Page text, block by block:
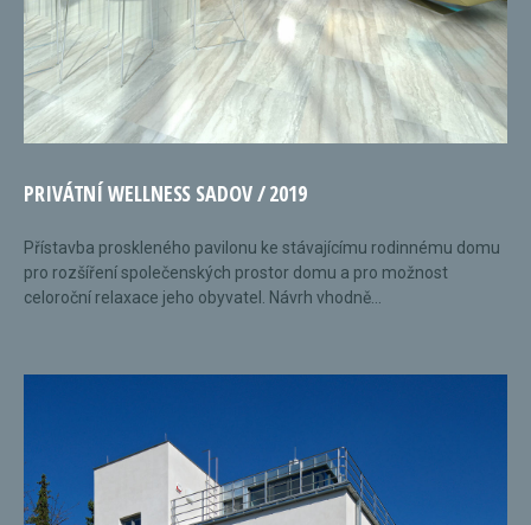
PRIVÁTNÍ WELLNESS SADOV / 2019
Přístavba proskleného pavilonu ke stávajícímu rodinnému domu
pro rozšíření společenských prostor domu a pro možnost
celoroční relaxace jeho obyvatel. Návrh vhodně...